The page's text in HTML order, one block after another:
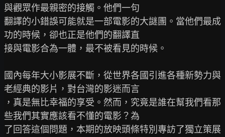
與觀眾作最親密的接觸。他們一句
翻譯的小錯誤可能就是一部電影的大謎團。當他們最成
功的時候，卻也正是他們的翻譯直
接與電影合為一體，最不被看見的時候。
國內每年大小影展不斷，從世界各國引進各種新勢力與
老經典的影片，對台灣的影迷而言
，真是無比幸福的享受。然而，究竟是誰在幫我們看那
些我們其實應該看不懂的電影？為
了回答這個問題，本期的放映頭條特別專訪了獨立策展